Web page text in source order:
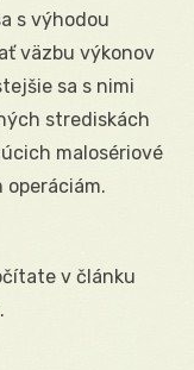
s výhodou
väzbu výkonov
sa s nimi
strediskách
malosériové
v článku
.